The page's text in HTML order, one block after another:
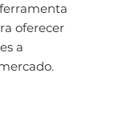
oferecer
a